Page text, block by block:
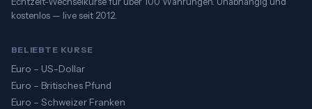
kostenlos — live seit 2012.
BELIEBTE KURSE
Euro – US-Dollar
Euro – Britisches Pfund
Euro – Schweizer Franken